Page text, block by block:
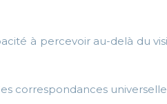
à percevoir au-delà du
correspondances